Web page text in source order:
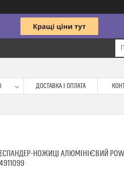
ДОСТАВКА І ОПЛАТА
ЕСПАНДЕР-НОЖИЦІ АЛЮМІНІЄВИЙ